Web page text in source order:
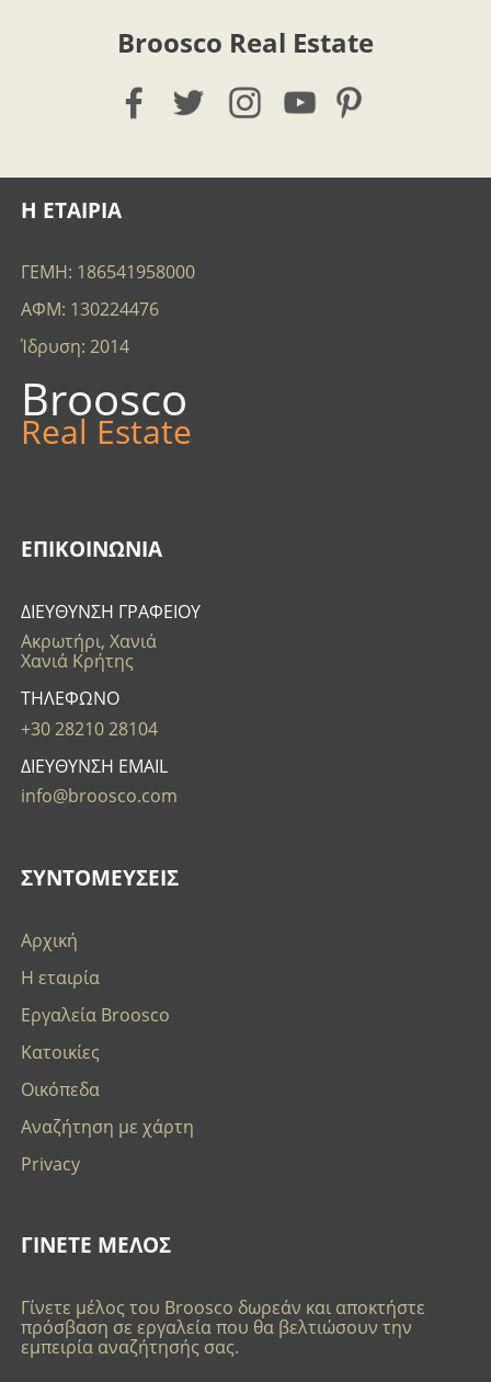
Broosco Real Estate
Η ΕΤΑΙΡΙΑ
ΓΕΜΗ: 186541958000
ΑΦΜ: 130224476
Ίδρυση: 2014
Broosco
Real Estate
ΕΠΙΚΟΙΝΩΝΊΑ
ΔΙΕΥΘΥΝΣΗ ΓΡΑΦΕΙΟΥ
Ακρωτήρι, Χανιά
Χανιά Κρήτης
ΤΗΛΕΦΩΝΟ
+30 28210 28104
ΔΙΕΥΘΥΝΣΗ EMAIL
info@broosco.com
ΣΥΝΤΟΜΕΥΣΕΙΣ
Αρχική
Η εταιρία
Εργαλεία Broosco
Κατοικίες
Οικόπεδα
Αναζήτηση με χάρτη
Privacy
ΓΙΝΕΤΕ ΜΕΛΟΣ
Γίνετε μέλος του Broosco δωρεάν και αποκτήστε
πρόσβαση σε εργαλεία που θα βελτιώσουν την
εμπειρία αναζήτησής σας.